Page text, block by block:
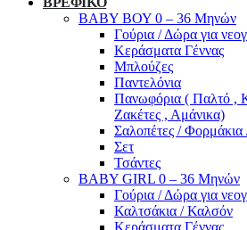
ΒΑΒΥ ΒΟΥ 0 – 36 Μηνών
Γούρια / Δώρα για
Κεράσματα Γέννας
Μπλούζες
Παντελόνια
Πανωφόρια ( Παλτό ,
Ζακέτες , Αμάνικα)
Σαλοπέτες / Φορμάκια
Σετ
Τσάντες
BABY GIRL 0 – 36 Μηνών
Γούρια / Δώρα για
Καλτσάκια / Καλσόν
Κεράσματα Γέννας